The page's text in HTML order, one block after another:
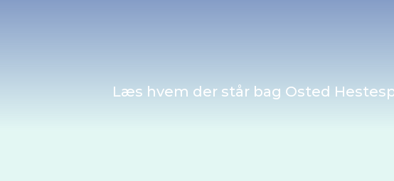
Læs hvem der står bag Osted